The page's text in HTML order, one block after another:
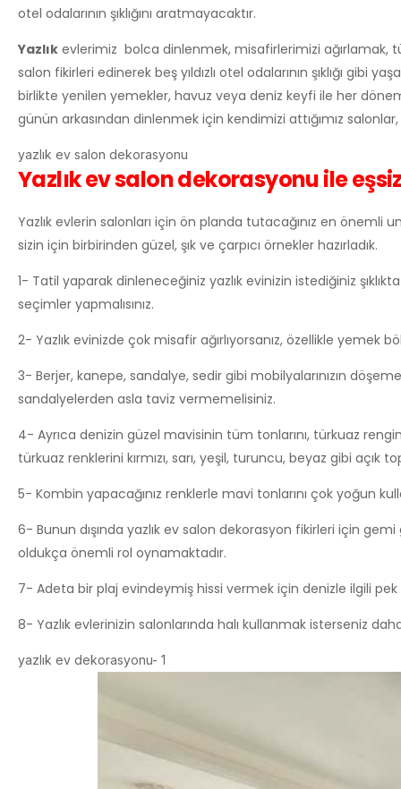
otel odalarının şıklığını aratmayacaktır.
Yazlık evlerimiz bolca dinlenmek, misafirlerimizi ağırlamak,
salon fikirleri edinerek beş yıldızlı otel odalarının şıklığı gibi
birlikte yenilen yemekler, havuz veya deniz keyfi ile her
günün arkasından dinlenmek için kendimizi attığımız
yazlık ev salon dekorasyonu
Yazlık ev salon dekorasyonu ile
Yazlık evlerin salonları için ön planda tutacağınız en önemli
sizin için birbirinden güzel, şık ve çarpıcı örnekler hazırladık.
1- Tatil yaparak dinleneceğiniz yazlık evinizin istediğiniz
seçimler yapmalısınız.
2- Yazlık evinizde çok misafir ağırlıyorsanız, özellikle yemek
3- Berjer, kanepe, sandalye, sedir gibi mobilyalarınızın
sandalyelerden asla taviz vermemelisiniz.
4- Ayrıca denizin güzel mavisinin tüm tonlarını, türkuaz
türkuaz renklerini kırmızı, sarı, yeşil, turuncu, beyaz gibi
5- Kombin yapacağınız renklerle mavi tonlarını çok yoğun
6- Bunun dışında yazlık ev salon dekorasyon fikirleri için
oldukça önemli rol oynamaktadır.
7- Adeta bir plaj evindeymiş hissi vermek için denizle ilgili
8- Yazlık evlerinizin salonlarında halı kullanmak isterseniz
yazlık ev dekorasyonu- 1